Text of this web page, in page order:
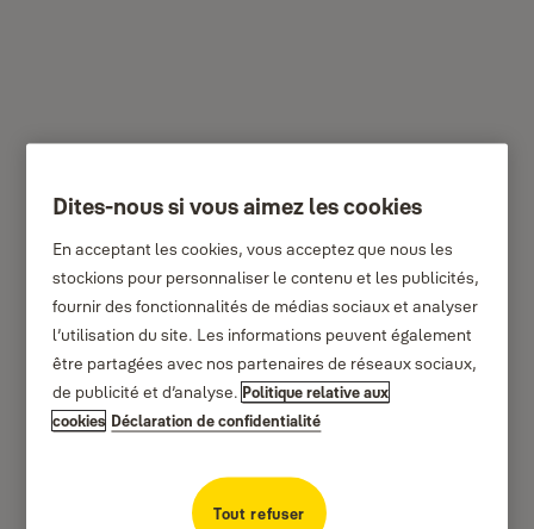
Coffre-fort de sécurité
bureau
Dites-nous si vous aimez les cookies
En acceptant les cookies, vous acceptez que nous les
stockions pour personnaliser le contenu et les publicités,
fournir des fonctionnalités de médias sociaux et analyser
l’utilisation du site. Les informations peuvent également
être partagées avec nos partenaires de réseaux sociaux,
de publicité et d’analyse. Politique relative aux
cookies Déclaration de confidentialité
Tout refuser